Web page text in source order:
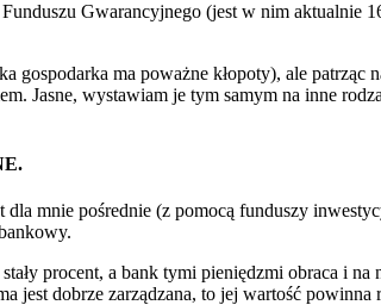
Gwarancyjnego (jest w nim aktualnie
gospodarka ma poważne kłopoty), ale
Jasne, wystawiam je tym samym na inne
mnie pośrednie (z pomocą funduszy
procent, a bank tymi pieniędzmi obraca i
jest dobrze zarządzana, to jej wartość powinna